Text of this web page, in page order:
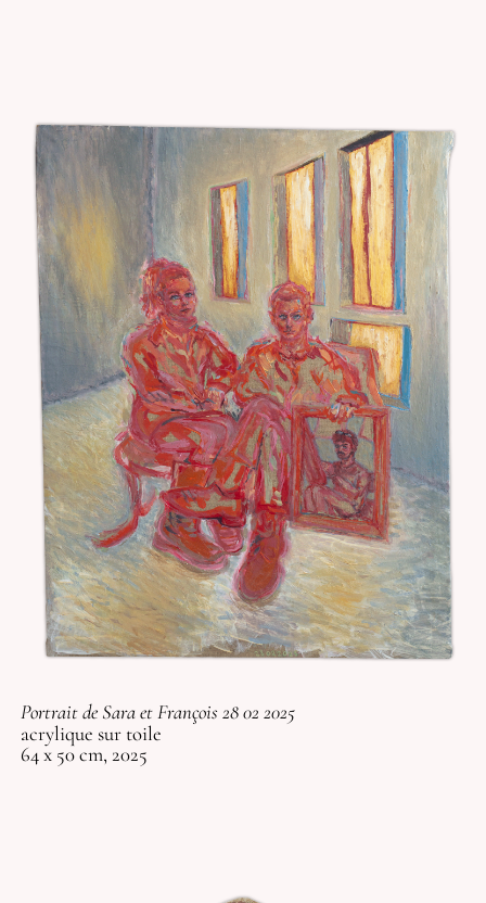
Portrait de Sara et François 28 02 2025
acrylique sur toile
64 x 50 cm, 2025